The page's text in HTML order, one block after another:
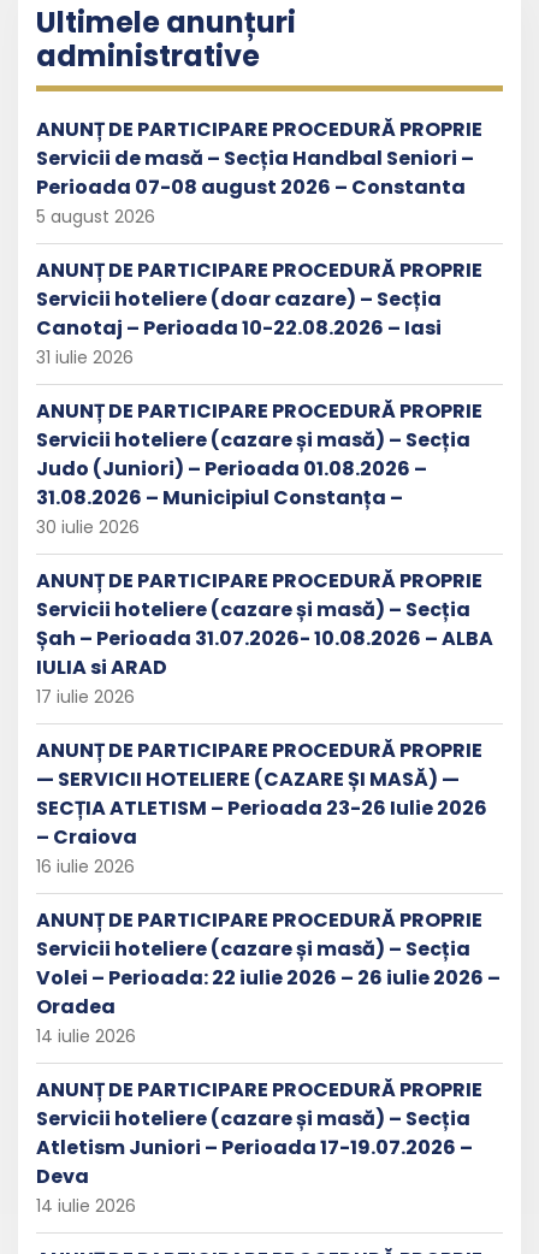
Ultimele anunțuri
administrative
ANUNȚ DE PARTICIPARE PROCEDURĂ PROPRIE
Servicii de masă – Secția Handbal Seniori –
Perioada 07-08 august 2026 – Constanta
5 august 2026
ANUNȚ DE PARTICIPARE PROCEDURĂ PROPRIE
Servicii hoteliere (doar cazare) – Secția
Canotaj – Perioada 10-22.08.2026 – Iasi
31 iulie 2026
ANUNȚ DE PARTICIPARE PROCEDURĂ PROPRIE
Servicii hoteliere (cazare și masă) – Secția
Judo (Juniori) – Perioada 01.08.2026 –
31.08.2026 – Municipiul Constanța –
30 iulie 2026
ANUNȚ DE PARTICIPARE PROCEDURĂ PROPRIE
Servicii hoteliere (cazare și masă) – Secția
Șah – Perioada 31.07.2026- 10.08.2026 – ALBA
IULIA si ARAD
17 iulie 2026
ANUNȚ DE PARTICIPARE PROCEDURĂ PROPRIE
— SERVICII HOTELIERE (CAZARE ȘI MASĂ) —
SECȚIA ATLETISM – Perioada 23-26 Iulie 2026
– Craiova
16 iulie 2026
ANUNȚ DE PARTICIPARE PROCEDURĂ PROPRIE
Servicii hoteliere (cazare și masă) – Secția
Volei – Perioada: 22 iulie 2026 – 26 iulie 2026 –
Oradea
14 iulie 2026
ANUNȚ DE PARTICIPARE PROCEDURĂ PROPRIE
Servicii hoteliere (cazare și masă) – Secția
Atletism Juniori – Perioada 17-19.07.2026 –
Deva
14 iulie 2026